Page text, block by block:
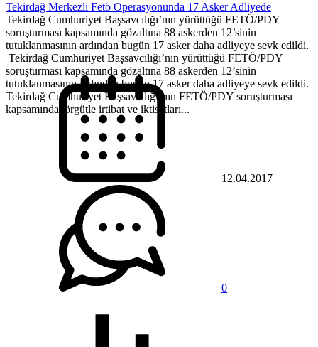
Tekirdağ Merkezli Fetö Operasyonunda 17 Asker Adliyede
Tekirdağ Cumhuriyet Başsavcılığı’nın yürüttüğü FETÖ/PDY
soruşturması kapsamında gözaltına 88 askerden 12’sinin
tutuklanmasının ardından bugün 17 asker daha adliyeye sevk edildi.
Tekirdağ Cumhuriyet Başsavcılığı’nın yürüttüğü FETÖ/PDY
soruşturması kapsamında gözaltına 88 askerden 12’sinin
tutuklanmasının ardından bugün 17 asker daha adliyeye sevk edildi.
Tekirdağ Cumhuriyet Başsavcılığı’nın FETÖ/PDY soruşturması
kapsamında, örgütle irtibat ve iktisatları...
12.04.2017
0